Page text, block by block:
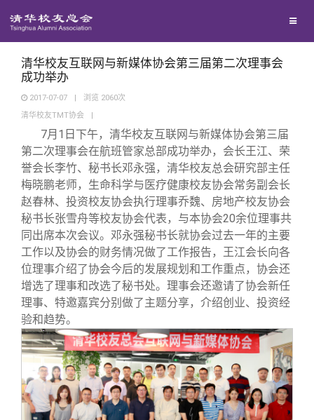
地区联络
年级联络
院系校友工作
专业委员会
兴趣群体
西南联大校友会
回馈母校
捐赠项目
捐赠新闻
捐赠纪事
捐赠方法
义工计划
媒体平台
《清华校友通讯》
《水木清华》
我要订阅
新媒体平台
百年清华
清华人物
清华故事
青春风采
校友讲坛
校友视界
校友服务
终身学习
信息化服务
实用信息
校友总会
总会简介
总会章程
理事会名单
关闭
清华校友互联网与新媒体协会第三届第二次理事会
成功举办
2017-07-07 | 浏览 2060次
清华校友TMT协会
|
7月1日下午，清华校友互联网与新媒体协会第三届
第二次理事会在航班管家总部成功举办，会长王江、荣
誉会长李竹、秘书长邓永强，清华校友总会研究部主任
梅晓鹏老师，生命科学与医疗健康校友协会常务副会长
赵春林、投资校友协会执行理事乔魏、房地产校友协会
秘书长张雪舟等校友协会代表，与本协会20余位理事共
同出席本次会议。邓永强秘书长就协会过去一年的主要
工作以及协会的财务情况做了工作报告，王江会长向各
位理事介绍了协会今后的发展规划和工作重点，协会还
增选了理事和改选了秘书处。理事会还邀请了协会新任
理事、特邀嘉宾分别做了主题分享，介绍创业、投资经
验和趋势。